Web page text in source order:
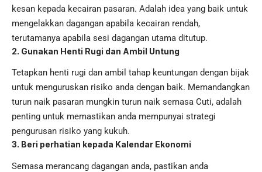
kesan kepada kecairan pasaran. Adalah idea yang baik untuk
mengelakkan dagangan apabila kecairan rendah,
terutamanya apabila sesi dagangan utama ditutup.
2. Gunakan Henti Rugi dan Ambil Untung
Tetapkan henti rugi dan ambil tahap keuntungan dengan bijak
untuk menguruskan risiko anda dengan baik. Memandangkan
turun naik pasaran mungkin turun naik semasa Cuti, adalah
penting untuk memastikan anda mempunyai strategi
pengurusan risiko yang kukuh.
3. Beri perhatian kepada Kalendar Ekonomi
Semasa merancang dagangan anda, pastikan anda